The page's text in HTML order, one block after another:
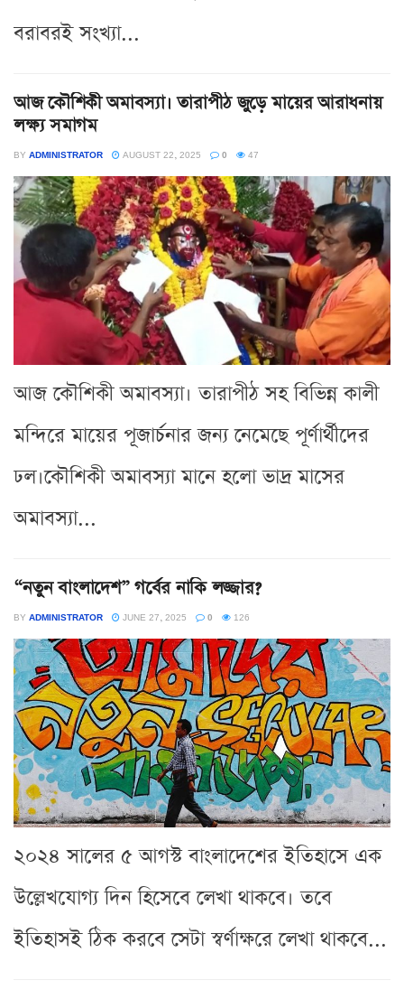
বরাবরই সংখ্যা...
আজ কৌশিকী অমাবস্যা। তারাপীঠ জুড়ে মায়ের আরাধনায়
লক্ষ্য সমাগম
BY ADMINISTRATOR AUGUST 22, 2025 0 47
আজ কৌশিকী অমাবস্যা। তারাপীঠ সহ বিভিন্ন কালী
মন্দিরে মায়ের পূজার্চনার জন্য নেমেছে পূর্ণার্থীদের
ঢল।কৌশিকী অমাবস্যা মানে হলো ভাদ্র মাসের
অমাবস্যা...
“নতুন বাংলাদেশ” গর্বের নাকি লজ্জার?
BY ADMINISTRATOR JUNE 27, 2025 0 126
২০২৪ সালের ৫ আগস্ট বাংলাদেশের ইতিহাসে এক
উল্লেখযোগ্য দিন হিসেবে লেখা থাকবে। তবে
ইতিহাসই ঠিক করবে সেটা স্বর্ণাক্ষরে লেখা থাকবে...